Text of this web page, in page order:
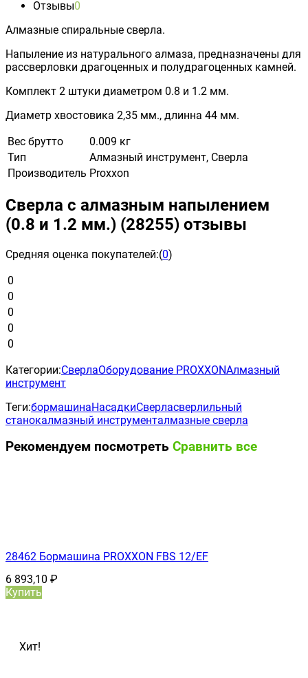
Отзывы0
Алмазные спиральные сверла.
Напыление из натурального алмаза, предназначены для
рассверловки драгоценных и полудрагоценных камней.
Комплект 2 штуки диаметром 0.8 и 1.2 мм.
Диаметр хвостовика 2,35 мм., длинна 44 мм.
Вес брутто
0.009 кг
Тип
Алмазный инструмент, Сверла
Производитель Proxxon
Сверла с алмазным напылением
(0.8 и 1.2 мм.) (28255) отзывы
Средняя оценка покупателей:(0)
0
0
0
0
0
Категории:СверлаОборудование PROXXONАлмазный
инструмент
Теги:бормашинаНасадкиСверласверлильный
станокалмазный инструменталмазные сверла
Рекомендуем посмотреть Сравнить все
28462 Бормашина PROXXON FBS 12/ЕF
6 893,10 ₽
Купить
Хит!